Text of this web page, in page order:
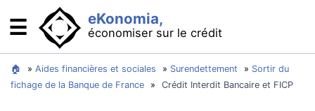
eKonomia,
économiser sur le crédit
☰
Se financer : comparateurs
🏠 » Aides financières et sociales » Surendettement » Sortir du
fichage de la Banque de France
» Crédit Interdit Bancaire et FICP